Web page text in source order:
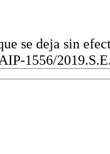
se deja sin
1556/